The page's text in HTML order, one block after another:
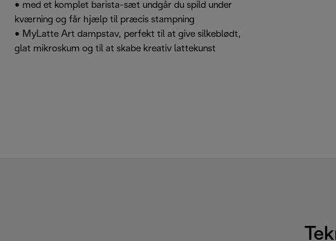
• med et komplet barista-sæt undgår du spild under
kværning og får hjælp til præcis stampning
• MyLatte Art dampstav, perfekt til at give silkeblødt,
glat mikroskum og til at skabe kreativ lattekunst